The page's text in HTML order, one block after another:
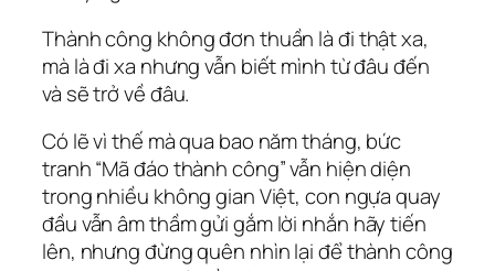
Thành công không đơn thuần là đi thật xa,
mà là đi xa nhưng vẫn biết mình từ đâu đến
và sẽ trở về đâu.
Có lẽ vì thế mà qua bao năm tháng, bức
tranh “Mã đáo thành công” vẫn hiện diện
trong nhiều không gian Việt, con ngựa quay
đầu vẫn âm thầm gửi gắm lời nhắn hãy tiến
lên, nhưng đừng quên nhìn lại để thành công